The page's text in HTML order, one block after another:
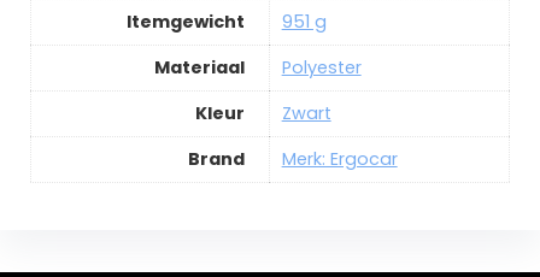
Itemgewicht
951 g
Materiaal
Polyester
Kleur
Zwart
Brand
Merk: Ergocar